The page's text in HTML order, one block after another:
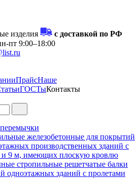
изделия
с доставкой по РФ
пт 9:00–18:00
ПрайсНаше
ГОСТыКонтакты
железобетонные для покрытий
производственных зданий с
и 9 м, имеющих плоскую кровлю
стропильные решетчатые балки
одноэтажных зданий с пролетами